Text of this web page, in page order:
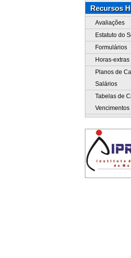
Recursos
Avaliações
Estatuto do
Formulários
Horas-extras
Planos de
Salários
Tabelas de
Vencimentos